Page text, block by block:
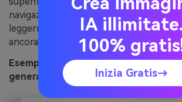
navigazione e azioni chiave. Consiglio:
leggermente smorzati così i marroni
ancoraggio visivo.
Esempio immagine di equilibrio
generata con media.io
IA illimitate.
100%
Inizia Gratis→